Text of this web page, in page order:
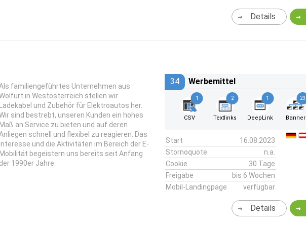
Details
familiengeführtes Unternehmen aus
in Westösterreich stellen wir
Ladekabel und Zubehör für Elektroautos her.
sind bestrebt, unseren Kunden ein hohes
Maß an Service zu bieten und auf deren
schnell und flexibel zu reagieren. Das
Interesse und die Aktivitäten im Bereich der E-
Mobilität begeistern uns bereits seit Anfang
der 1990er Jahre.
34 Werbemittel
1
CSV
2
Textlinks
1
DeepLink
23
Banner
Start
16.08.2023
Stornoquote
n.a.
Cookie
30 Tage
Freigabe
bis 6 Wochen
Mobil-Landingpage
verfügbar
Details